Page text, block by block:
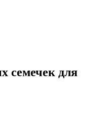
семечек для